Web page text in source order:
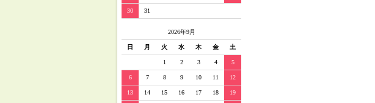
30 31
2026年9月
日 月 火 水 木 金 土
1 2 3 4 5
6 7 8 9 10 11 12
13 14 15 16 17 18 19